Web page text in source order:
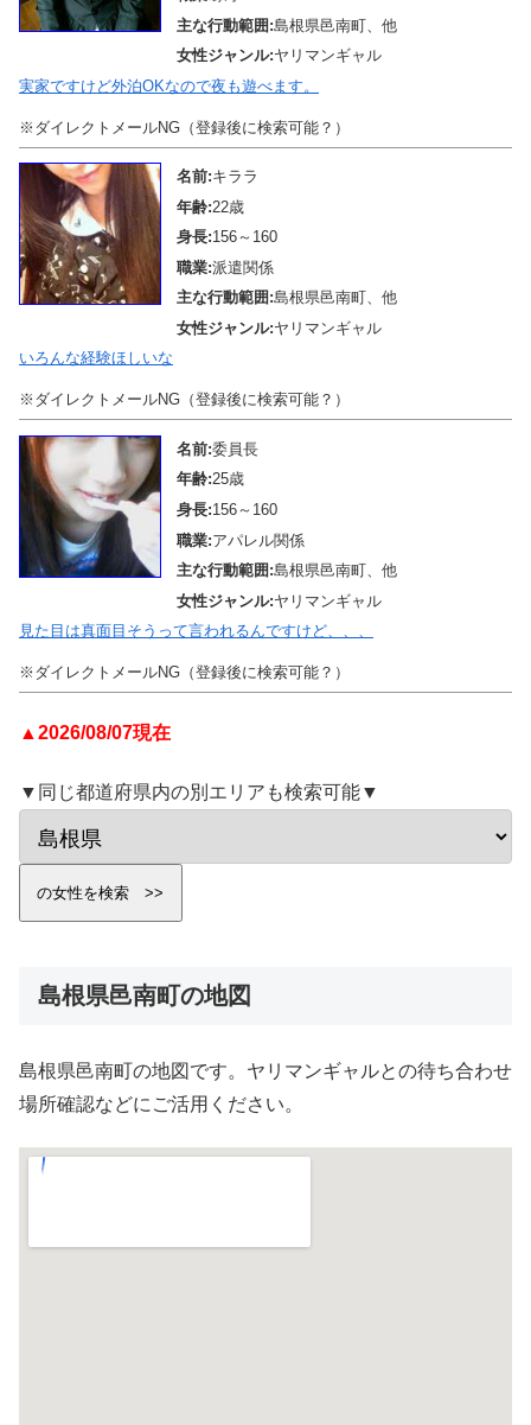
主な行動範囲:島根県邑南町、他
女性ジャンル:ヤリマンギャル
実家ですけど外泊OKなので夜も遊べます。
※ダイレクトメールNG（登録後に検索可能？）
名前:キララ
年齢:22歳
身長:156～160
職業:派遣関係
主な行動範囲:島根県邑南町、他
女性ジャンル:ヤリマンギャル
いろんな経験ほしいな
※ダイレクトメールNG（登録後に検索可能？）
名前:委員長
年齢:25歳
身長:156～160
職業:アパレル関係
主な行動範囲:島根県邑南町、他
女性ジャンル:ヤリマンギャル
見た目は真面目そうって言われるんですけど、、、
※ダイレクトメールNG（登録後に検索可能？）
▲2026/08/07現在
▼同じ都道府県内の別エリアも検索可能▼
島根県邑南町の地図
島根県邑南町の地図です。ヤリマンギャルとの待ち合わせ
場所確認などにご活用ください。